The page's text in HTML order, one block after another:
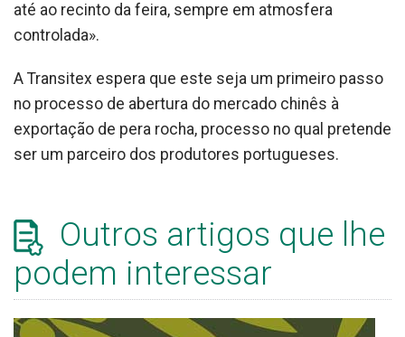
até ao recinto da feira, sempre em atmosfera
controlada».
A Transitex espera que este seja um primeiro passo
no processo de abertura do mercado chinês à
exportação de pera rocha, processo no qual pretende
ser um parceiro dos produtores portugueses.
Outros artigos que lhe
podem interessar